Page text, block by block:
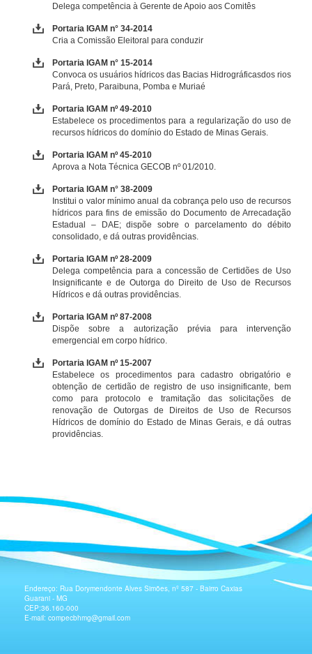
Delega competência à Gerente de Apoio aos Comitês
Portaria IGAM n° 34-2014
Cria a Comissão Eleitoral para conduzir
Portaria IGAM n° 15-2014
Convoca os usuários hídricos das Bacias Hidrográficasdos rios
Pará, Preto, Paraibuna, Pomba e Muriaé
Portaria IGAM nº 49-2010
Estabelece os procedimentos para a regularização do uso de
recursos hídricos do domínio do Estado de Minas Gerais.
Portaria IGAM nº 45-2010
Aprova a Nota Técnica GECOB nº 01/2010.
Portaria IGAM n° 38-2009
Institui o valor mínimo anual da cobrança pelo uso de recursos
hídricos para fins de emissão do Documento de Arrecadação
Estadual – DAE; dispõe sobre o parcelamento do débito
consolidado, e dá outras providências.
Portaria IGAM nº 28-2009
Delega competência para a concessão de Certidões de Uso
Insignificante e de Outorga do Direito de Uso de Recursos
Hídricos e dá outras providências.
Portaria IGAM nº 87-2008
Dispõe sobre a autorização prévia para intervenção
emergencial em corpo hídrico.
Portaria IGAM nº 15-2007
Estabelece os procedimentos para cadastro obrigatório e
obtenção de certidão de registro de uso insignificante, bem
como para protocolo e tramitação das solicitações de
renovação de Outorgas de Direitos de Uso de Recursos
Hídricos de domínio do Estado de Minas Gerais, e dá outras
providências.
Endereço: Rua Dorymendonte Alves Simões, nº 587 - Bairro Caxias
Guarani - MG
CEP:36.160-000
E-mail: compecbhmg@gmail.com